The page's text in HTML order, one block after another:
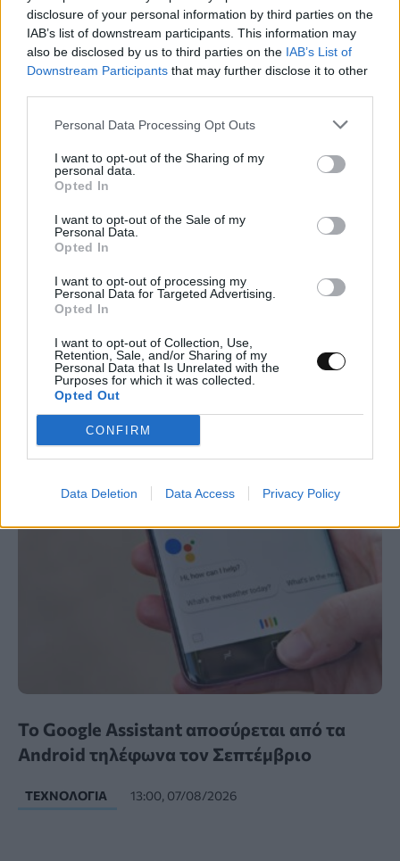
disclosure of your personal information by third parties on the
IAB’s list of downstream participants. This information may
also be disclosed by us to third parties on the IAB’s List of
Downstream Participants that may further disclose it to other
Personal Data Processing Opt Outs
I want to opt-out of the Sharing of my
personal data.
Opted In
I want to opt-out of the Sale of my
Personal Data.
Opted In
I want to opt-out of processing my
Personal Data for Targeted Advertising.
Opted In
I want to opt-out of Collection, Use,
Retention, Sale, and/or Sharing of my
Personal Data that Is Unrelated with the
Purposes for which it was collected.
Opted Out
CONFIRM
Data Deletion Data Access Privacy Policy
ΤΕΧΝΟΛΟΓΊΑ 17:00, 07/08/2026
Αστρονόμοι μέτρησαν την μακρινή
επίδραση ενός κβάζαρ στο σύμπαν – Τι
ανακάλυψαν
ΔΙΆΣΤΗΜΑ 15:00, 07/08/2026
Το Google Assistant αποσύρεται από τα
Android τηλέφωνα τον Σεπτέμβριο
ΤΕΧΝΟΛΟΓΊΑ 13:00, 07/08/2026